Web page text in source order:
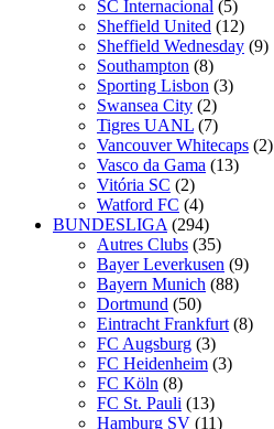
SC Internacional (5)
Sheffield United (12)
Sheffield Wednesday (9)
Southampton (8)
Sporting Lisbon (3)
Swansea City (2)
Tigres UANL (7)
Vancouver Whitecaps (2)
Vasco da Gama (13)
Vitória SC (2)
Watford FC (4)
BUNDESLIGA (294)
Autres Clubs (35)
Bayer Leverkusen (9)
Bayern Munich (88)
Dortmund (50)
Eintracht Frankfurt (8)
FC Augsburg (3)
FC Heidenheim (3)
FC Köln (8)
FC St. Pauli (13)
Hamburg SV (11)